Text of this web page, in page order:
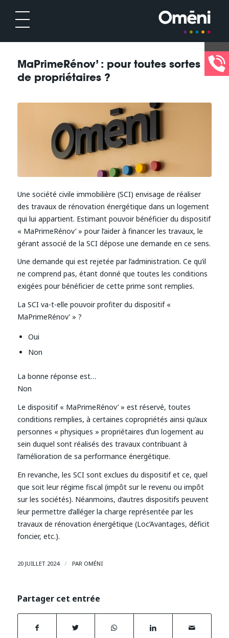
MaPrimeRénov’ : pour toutes sortes
de propriétaires ?
Une société civile immobilière (SCI) envisage de réaliser
des travaux de rénovation énergétique dans un logement
qui lui appartient. Estimant pouvoir bénéficier du dispositif
« MaPrimeRénov’ » pour l’aider à financer les travaux, le
gérant associé de la SCI dépose une demande en ce sens.
Une demande qui est rejetée par l’administration. Ce qu’il
ne comprend pas, étant donné que toutes les conditions
exigées pour bénéficier de cette prime sont remplies.
La SCI va-t-elle pouvoir profiter du dispositif «
MaPrimeRénov’ » ?
Oui
Non
La bonne réponse est…
Non
Le dispositif « MaPrimeRénov’ » est réservé, toutes
conditions remplies, à certaines copropriétés ainsi qu’aux
personnes « physiques » propriétaires d’un logement au
sein duquel sont réalisés des travaux contribuant à
l’amélioration de sa performance énergétique.
En revanche, les SCI sont exclues du dispositif et ce, quel
que soit leur régime fiscal (impôt sur le revenu ou impôt
sur les sociétés). Néanmoins, d’autres dispositifs peuvent
leur permettre d’alléger la charge représentée par les
travaux de rénovation énergétique (Loc’Avantages, déficit
foncier, etc.).
20 JUILLET 2024 / PAR OMÉNI
Partager cet entrée